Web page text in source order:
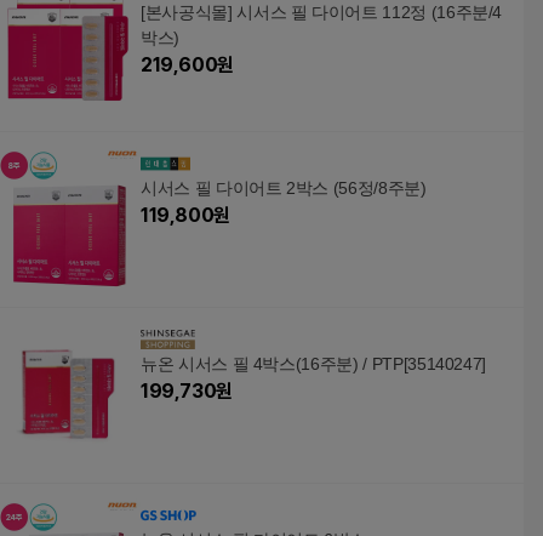
[본사공식몰] 시서스 필 다이어트 112정 (16주분/4
박스)
219,600원
시서스 필 다이어트 2박스 (56정/8주분)
119,800원
뉴온 시서스 필 4박스(16주분) / PTP[35140247]
199,730원